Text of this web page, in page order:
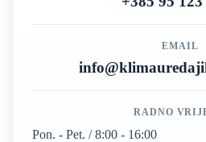
EMAIL
RADNO
Pon. - Pet. / 8:00 - 16:00